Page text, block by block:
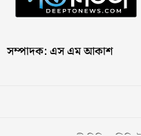
সম্পাদক: এস এম আকাশ